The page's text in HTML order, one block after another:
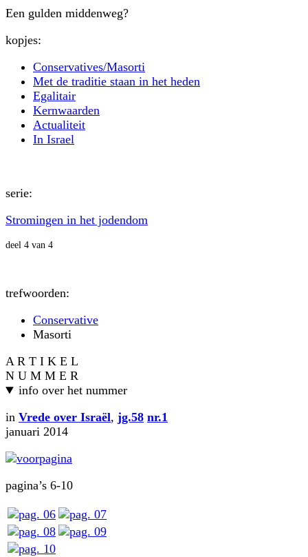
Een gulden middenweg?
kopjes:
Conservatives/Masorti
Met de traditie staan in het heden
Egalitair
Kernwaarden
Actualiteit
In Israel
serie:
Stromingen in het jodendom
deel 4 van 4
trefwoorden:
Conservative
Masorti
A R T I K E L
N U M M E R
info over het nummer
in Vrede over Israël, jg.58 nr.1
januari 2014
pagina’s 6-10